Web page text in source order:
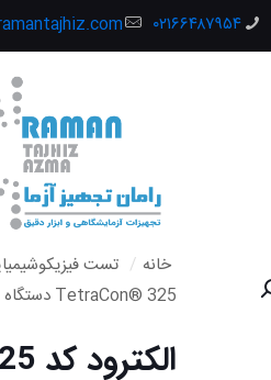
۰۲۱۶۶۴۸۷۹۵۴
خانه / تست
TetraCon® 325 دستگاه هدایت سنجی WTW